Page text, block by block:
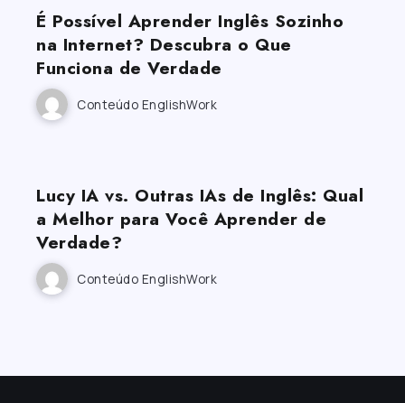
É Possível Aprender Inglês Sozinho
na Internet? Descubra o Que
Funciona de Verdade
Conteúdo EnglishWork
Lucy IA vs. Outras IAs de Inglês: Qual
a Melhor para Você Aprender de
Verdade?
Conteúdo EnglishWork